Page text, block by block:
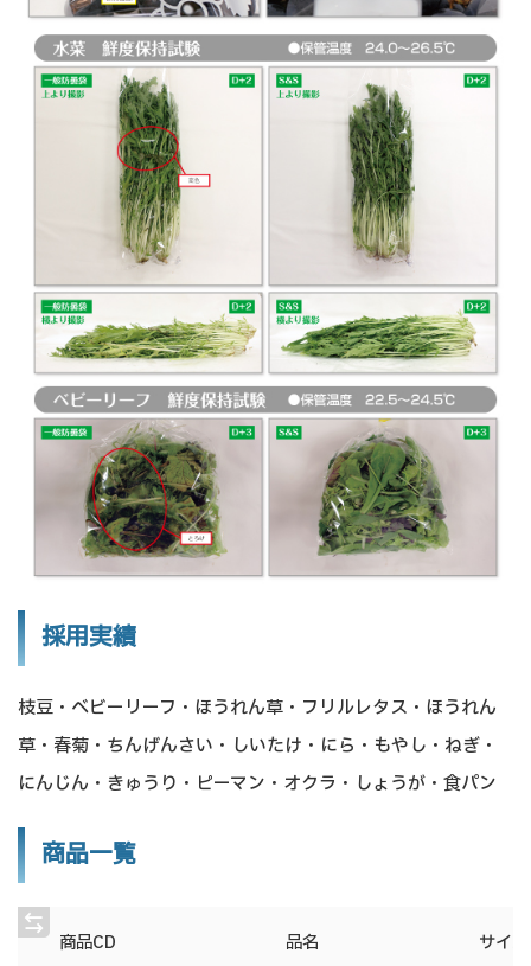
採用実績
枝豆・ベビーリーフ・ほうれん草・フリルレタス・ほうれん
草・春菊・ちんげんさい・しいたけ・にら・もやし・ねぎ・
にんじん・きゅうり・ピーマン・オクラ・しょうが・食パン
商品一覧
商品CD 品名 サイズ